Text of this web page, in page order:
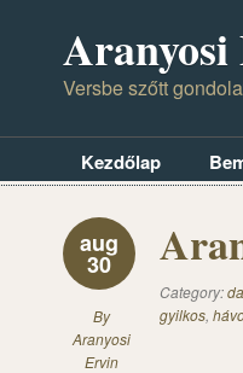
Versbe szőtt
Kezdőlap
aug
30
By
Aranyosi
Ervin
Category:
gyilkos,